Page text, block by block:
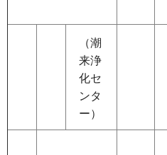
（潮
来浄
化セ
ンタ
ー）